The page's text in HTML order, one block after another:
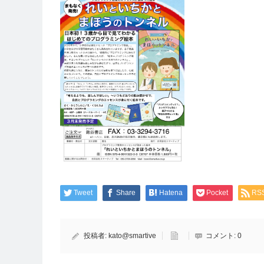
Tweet Share Hatena Pocket
投稿者: kato@smartive コメント: 0